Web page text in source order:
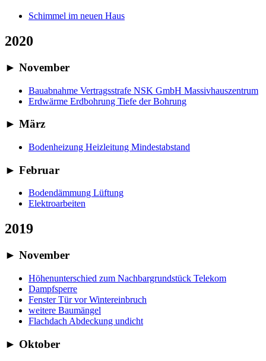
Schimmel im neuen Haus
2020
► November
Bauabnahme Vertragsstrafe NSK GmbH Massivhauszentrum
Erdwärme Erdbohrung Tiefe der Bohrung
► März
Bodenheizung Heizleitung Mindestabstand
► Februar
Bodendämmung Lüftung
Elektroarbeiten
2019
► November
Höhenunterschied zum Nachbargrundstück Telekom
Dampfsperre
Fenster Tür vor Wintereinbruch
weitere Baumängel
Flachdach Abdeckung undicht
► Oktober